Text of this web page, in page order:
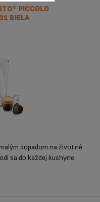
PICCOLO
BIELA
dopadom na životné
sa do každej kuchyne.